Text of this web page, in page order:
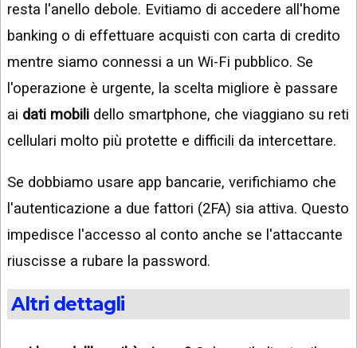
resta l'anello debole. Evitiamo di accedere all'home
banking o di effettuare acquisti con carta di credito
mentre siamo connessi a un Wi-Fi pubblico. Se
l'operazione è urgente, la scelta migliore è passare
ai dati mobili dello smartphone, che viaggiano su reti
cellulari molto più protette e difficili da intercettare.
Se dobbiamo usare app bancarie, verifichiamo che
l'autenticazione a due fattori (2FA) sia attiva. Questo
impedisce l'accesso al conto anche se l'attaccante
riuscisse a rubare la password.
Altri dettagli